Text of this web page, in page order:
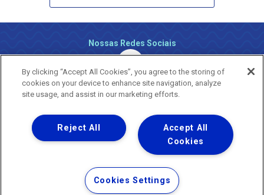
Nossas Redes Sociais
Uma empresa
Copyright ® 2026 - Todos os Direitos Reservados.
Nossa natureza movimenta a vida
Termos Gerais de Uso de Sites e Aplicativos
Política de Privacidade e Proteção de Dados
By clicking “Accept All Cookies”, you agree to the storing of
cookies on your device to enhance site navigation, analyze
site usage, and assist in our marketing efforts.
Accept All
Cookies
Reject All
Cookies Settings